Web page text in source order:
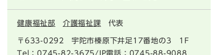
健康福祉部 介護福祉課 代表
〒633-0292
宇陀市榛原下井足17番地の3 1F
Tel：0745-82-3675/IP電話：0745-88-9088